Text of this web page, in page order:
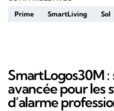
Prime
SmartLiving Sol
SmartLogos30M
avancée pour les
d’alarme